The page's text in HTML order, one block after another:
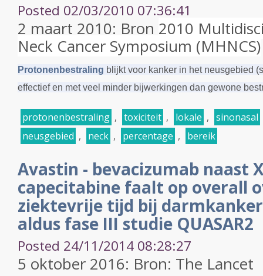
Posted 02/03/2010 07:36:41
2 maart 2010: Bron 2010
Neck Cancer Symposium (MHNCS)
Protonenbestraling blijkt voor kanker in het neusgebied
effectief en met veel minder bijwerkingen dan gewone
protonenbestraling , toxiciteit , lokale , sinonasal
neusgebied , neck , percentage , bereik
Avastin - bevacizumab naast
capecitabine faalt op overall
ziektevrije tijd bij
aldus fase III studie QUASAR2
Posted 24/11/2014 08:28:27
5 oktober 2016: Bron: The Lancet